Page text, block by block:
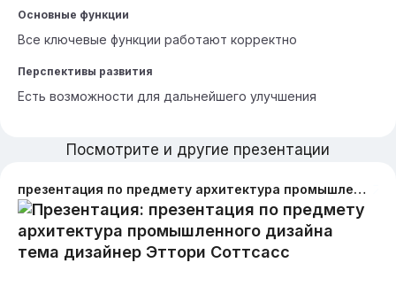
Основные функции
Все ключевые функции работают корректно
Перспективы развития
Есть возможности для дальнейшего улучшения
Посмотрите и другие презентации
презентация по предмету архитектура промышленного дизайна тема дизайнер Эттори Соттсасс